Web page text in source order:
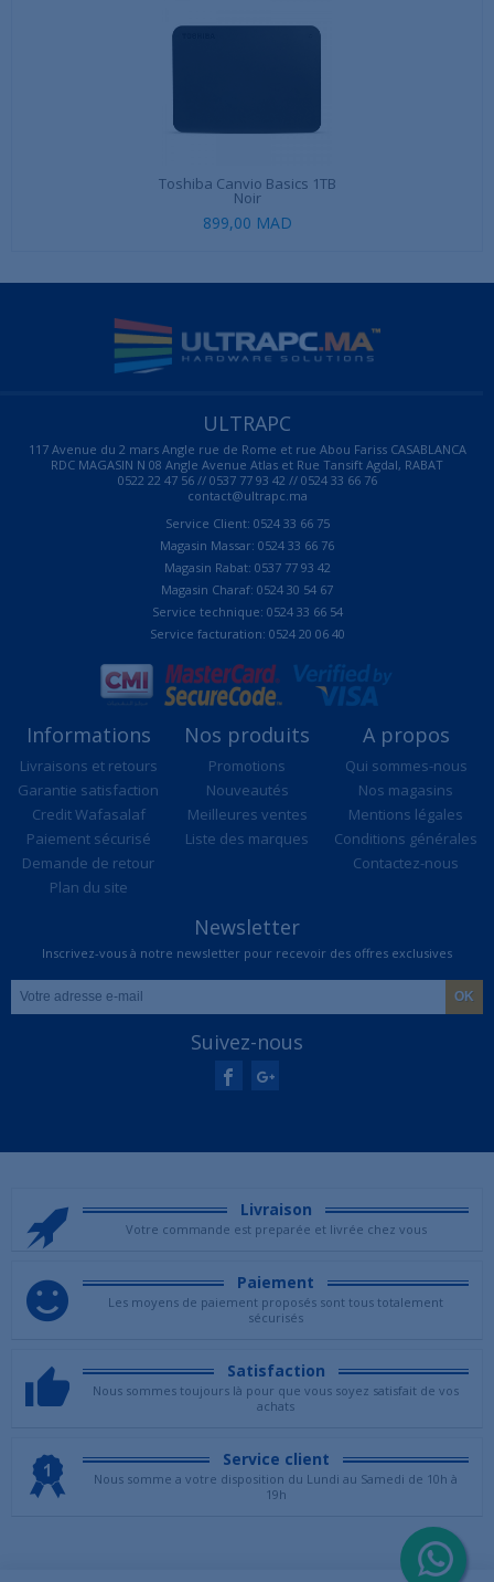
Toshiba Canvio Basics 1TB
Noir
899,00 MAD
ULTRAPC
117 Avenue du 2 mars Angle rue de Rome et rue Abou Fariss CASABLANCA
RDC MAGASIN N 08 Angle Avenue Atlas et Rue Tansift Agdal, RABAT
0522 22 47 56 // 0537 77 93 42 // 0524 33 66 76
contact@ultrapc.ma
Service Client: 0524 33 66 75
Magasin Massar: 0524 33 66 76
Magasin Rabat: 0537 77 93 42
Magasin Charaf: 0524 30 54 67
Service technique: 0524 33 66 54
Service facturation: 0524 20 06 40
Informations
Livraisons et retours
Garantie satisfaction
Credit Wafasalaf
Paiement sécurisé
Demande de retour
Plan du site
Nos produits
Promotions
Nouveautés
Meilleures ventes
Liste des marques
A propos
Qui sommes-nous
Nos magasins
Mentions légales
Conditions générales
Contactez-nous
Newsletter
Inscrivez-vous à notre newsletter pour recevoir des offres exclusives
Suivez-nous
Livraison
Votre commande est preparée et livrée chez vous
Paiement
Les moyens de paiement proposés sont tous totalement
sécurisés
Satisfaction
Nous sommes toujours là pour que vous soyez satisfait de vos
achats
Service client
Nous somme a votre disposition du Lundi au Samedi de 10h à
19h